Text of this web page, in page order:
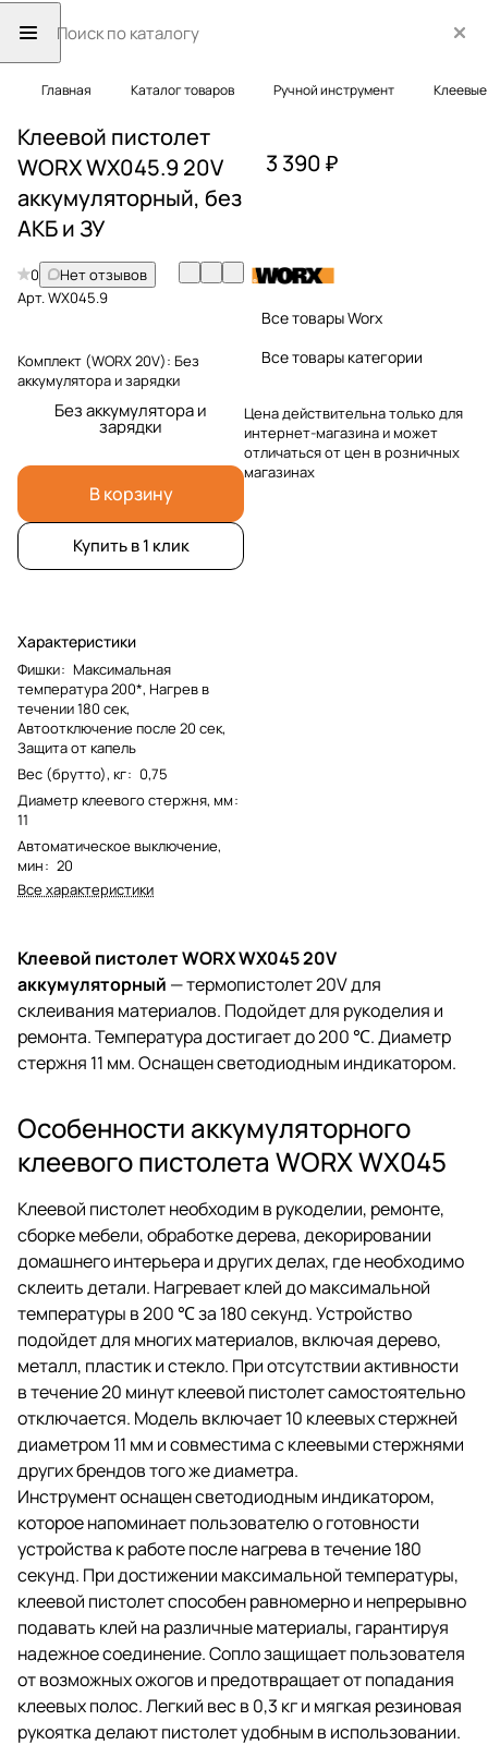
Главная Каталог товаров Ручной инструмент
Клеевой пистолет
WORX WX045.9 20V
аккумуляторный, без
АКБ и ЗУ
0
Нет отзывов
Арт.WX045.9
Комплект (WORX 20V): Без
аккумулятора и зарядки
Без аккумулятора и
зарядки
В корзину
Купить в 1 клик
Характеристики
Фишки: Максимальная
температура 200*, Нагрев в
течении 180 сек,
Автоотключение после 20 сек,
Защита от капель
Вес (брутто), кг: 0,75
Диаметр клеевого стержня, мм:
11
Автоматическое выключение,
мин: 20
Все характеристики
3 390 ₽
Все товары Worx
Все товары категории
Цена действительна только для
интернет-магазина и может
отличаться от цен в розничных
магазинах
Клеевой пистолет WORX WX045 20V
аккумуляторный — термопистолет 20V для
склеивания материалов. Подойдет для рукоделия и
ремонта. Температура достигает до 200 ℃. Диаметр
стержня 11 мм. Оснащен светодиодным индикатором.
Особенности аккумуляторного
клеевого пистолета WORX WX045
Клеевой пистолет необходим в рукоделии, ремонте,
сборке мебели, обработке дерева, декорировании
домашнего интерьера и других делах, где необходимо
склеить детали. Нагревает клей до максимальной
температуры в 200 ℃ за 180 секунд. Устройство
подойдет для многих материалов, включая дерево,
металл, пластик и стекло. При отсутствии активности
в течение 20 минут клеевой пистолет самостоятельно
отключается. Модель включает 10 клеевых стержней
диаметром 11 мм и совместима с клеевыми стержнями
других брендов того же диаметра.
Инструмент оснащен светодиодным индикатором,
которое напоминает пользователю о готовности
устройства к работе после нагрева в течение 180
секунд. При достижении максимальной температуры,
клеевой пистолет способен равномерно и непрерывно
подавать клей на различные материалы, гарантируя
надежное соединение. Сопло защищает пользователя
от возможных ожогов и предотвращает от попадания
клеевых полос. Легкий вес в 0,3 кг и мягкая резиновая
рукоятка делают пистолет удобным в использовании.